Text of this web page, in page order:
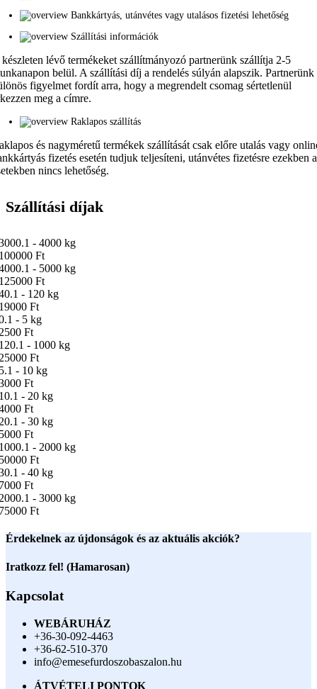
Bankkártyás, utánvétes vagy utalásos fizetési lehetőség
Szállítási információk
lévő termékeket szállítmányozó partnerünk szállítja 2-5
belül. A szállítási díj a rendelés súlyán alapszik. Partnerünk
figyelmet fordít arra, hogy a megrendelt csomag sértetlenül
meg a címre.
Raklapos szállítás
és nagyméretű termékek szállítását csak előre utalás vagy
fizetés esetén tudjuk teljesíteni, utánvétes fizetésre ezekben
nincs lehetőség.
Szállítási díjak
- 4000 kg
Ft
- 5000 kg
Ft
- 120 kg
Ft
- 5 kg
Ft
- 1000 kg
Ft
- 10 kg
Ft
- 20 kg
Ft
- 30 kg
Ft
- 2000 kg
Ft
- 40 kg
Ft
- 3000 kg
Ft
Érdekelnek az újdonságok és az aktuális akciók?
Iratkozz fel! (Hamarosan)
Kapcsolat
WEBÁRUHÁZ
+36-30-092-4463
+36-62-510-370
info@emesefurdoszobaszalon.hu
ÁTVÉTELI PONTOK